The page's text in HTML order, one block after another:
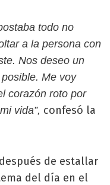
todo no
a la persona con
Nos deseo un
Me voy
corazón roto por
vida”, confesó la
de estallar
del día en el